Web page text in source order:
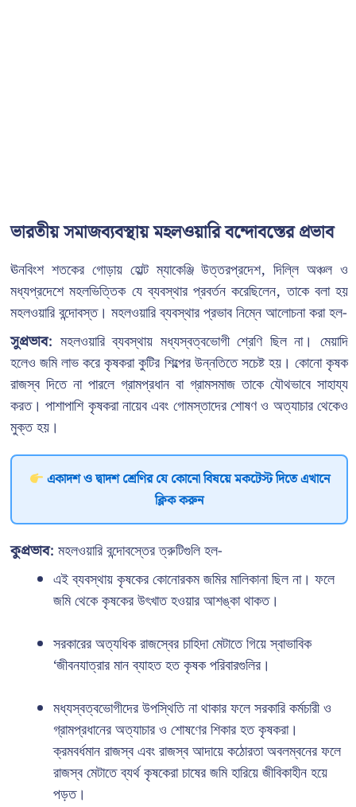
ভারতীয় সমাজব্যবস্থায় মহলওয়ারি বন্দোবস্তের প্রভাব
ঊনবিংশ শতকের গোড়ায় হোল্ট ম্যাকেঞ্জি উত্তরপ্রদেশ, দিল্লি অঞ্চল ও
মধ্যপ্রদেশে মহলভিত্তিক যে ব্যবস্থার প্রবর্তন করেছিলেন, তাকে বলা হয়
মহলওয়ারি বন্দোবস্ত। মহলওয়ারি ব্যবস্থার প্রভাব নিম্নে আলোচনা করা হল-
সুপ্রভাব: মহলওয়ারি ব্যবস্থায় মধ্যস্বত্বভোগী শ্রেণি ছিল না। মেয়াদি
হলেও জমি লাভ করে কৃষকরা কুটির শিল্পের উন্নতিতে সচেষ্ট হয়। কোনো কৃষক
রাজস্ব দিতে না পারলে গ্রামপ্রধান বা গ্রামসমাজ তাকে যৌথভাবে সাহায্য
করত। পাশাপাশি কৃষকরা নায়েব এবং গোমস্তাদের শোষণ ও অত্যাচার থেকেও
মুক্ত হয়।
একাদশ ও দ্বাদশ শ্রেণির যে কোনো বিষয়ে মকটেস্ট দিতে এখানে
ক্লিক করুন
কুপ্রভাব: মহলওয়ারি বন্দোবস্তের ত্রুটিগুলি হল-
এই ব্যবস্থায় কৃষকের কোনোরকম জমির মালিকানা ছিল না। ফলে
জমি থেকে কৃষকের উৎখাত হওয়ার আশঙ্কা থাকত।
সরকারের অত্যধিক রাজস্বের চাহিদা মেটাতে গিয়ে স্বাভাবিক
‘জীবনযাত্রার মান ব্যাহত হত কৃষক পরিবারগুলির।
মধ্যস্বত্বভোগীদের উপস্থিতি না থাকার ফলে সরকারি কর্মচারী ও
গ্রামপ্রধানের অত্যাচার ও শোষণের শিকার হত কৃষকরা।
ক্রমবর্ধমান রাজস্ব এবং রাজস্ব আদায়ে কঠোরতা অবলম্বনের ফলে
রাজস্ব মেটাতে ব্যর্থ কৃষকেরা চাষের জমি হারিয়ে জীবিকাহীন হয়ে
পড়ত।